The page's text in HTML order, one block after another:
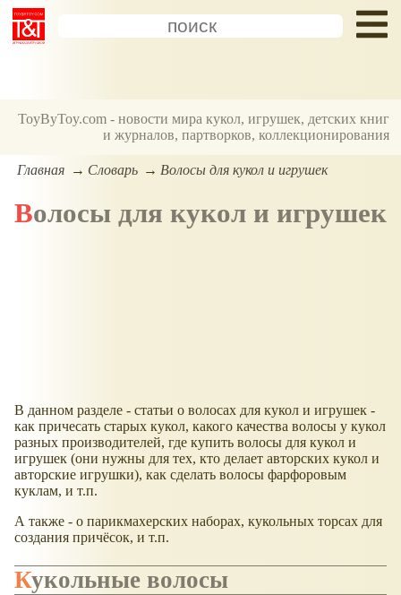
ToyByToy.com - новости мира кукол, игрушек, детских книг
и журналов, партворков, коллекционирования
Главная Словарь Волосы для кукол и игрушек
Волосы для кукол и игрушек
В данном разделе - статьи о волосах для кукол и игрушек -
как причесать старых кукол, какого качества волосы у кукол
разных производителей, где купить волосы для кукол и
игрушек (они нужны для тех, кто делает авторских кукол и
авторские игрушки), как сделать волосы фарфоровым
куклам, и т.п.
А также - о парикмахерских наборах, кукольных торсах для
создания причёсок, и т.п.
Кукольные волосы